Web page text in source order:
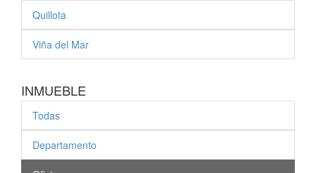
Quillota
Viña del Mar
INMUEBLE
Todas
Departamento